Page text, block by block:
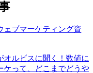
ェブマーケティング資
オルビスに聞く！数値に
ケって、どこまでどうや